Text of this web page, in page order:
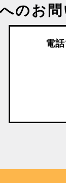
のお
電